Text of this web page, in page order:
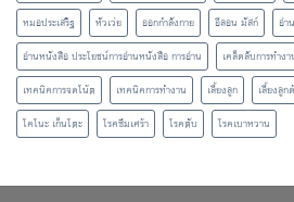
หมอประเสริฐ
หัวเว่ย ออกกำลังกาย อีลอน มัสก์
อ่า
อ่านหนังสือ ประโยชน์การอ่านหนังสือ การอ่าน
เคล็ดลับการทำงา
เทคนิคการจดโน้ต
เทคนิคการทำงาน เลี้ยงลูก เลี้ยงลู
โคโนะ เก็นโตะ
โรคซึมเศร้า โรคตับ โรคเบาหวาน